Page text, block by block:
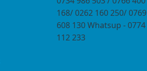
168/ 0262 160 250/ 0769
608 130 Whatsup - 0774
112 233